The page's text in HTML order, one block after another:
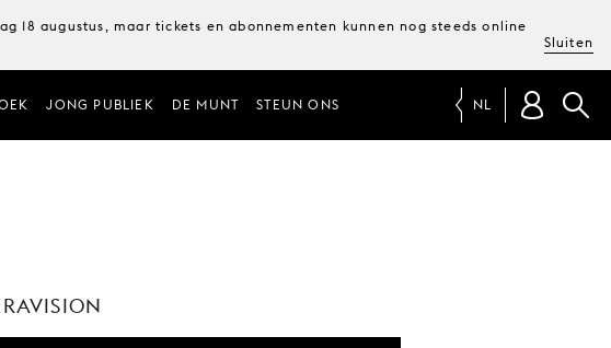
augustus, maar tickets en abonnementen kunnen nog steeds online
Sluiten
JONG PUBLIEK DE MUNT STEUN ONS NL